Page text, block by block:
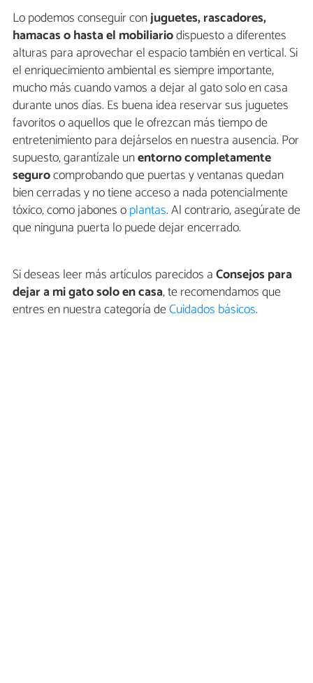
Lo podemos conseguir conjuguetes, rascadores,
hamacas o hasta el mobiliariodispuesto a diferentes
alturas para aprovechar el espacio también en vertical. Si
el enriquecimiento ambiental es siempre importante,
mucho más cuando vamos a dejar al gato solo en casa
durante unos días. Es buena idea reservar sus juguetes
favoritos o aquellos que le ofrezcan más tiempo de
entretenimiento para dejárselos en nuestra ausencia. Por
supuesto, garantízale unentorno completamente
segurocomprobando que puertas y ventanas quedan
bien cerradas y no tiene acceso a nada potencialmente
tóxico, como jabones oplantas. Al contrario, asegúrate de
que ninguna puerta lo puede dejar encerrado.
Si deseas leer más artículos parecidos aConsejos para
dejar a mi gato solo en casa, te recomendamos que
entres en nuestra categoría deCuidados básicos.